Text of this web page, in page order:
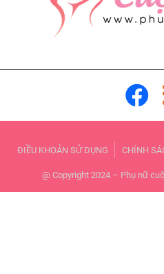
ĐIỀU KHOẢN SỬ DỤNG CHÍNH
@ Copyright 2024 – Phụ nữ